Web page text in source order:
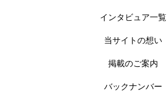
インタビュア一覧
当サイトの想い
掲載のご案内
バックナンバー